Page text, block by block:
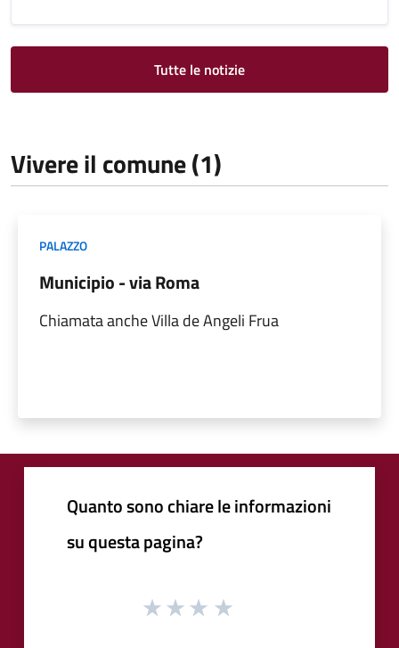
Tutte le notizie
Vivere il comune (1)
PALAZZO
Municipio - via Roma
Chiamata anche Villa de Angeli Frua
Quanto sono chiare le informazioni
su questa pagina?